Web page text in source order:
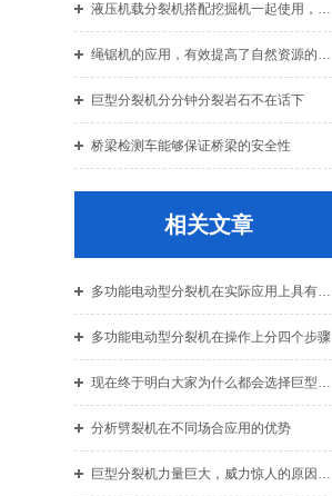
液压机载分裂机搭配挖掘机一起使用，效果惊人
绳锯机的应用，有效提高了自然资源的利用率
巨型分裂机分分钟分裂岩石不在话下
桥梁检测车能够保证桥梁的安全性
相关文章
多功能电动型分裂机在实际应用上具有五大特点
多功能电动型分裂机在操作上分四个步骤
现在终于明白大家为什么都会选择巨型分裂机了！
分析劈裂机在不同场合应用的优势
巨型分裂机力量巨大，威力惊人的原因是什么？